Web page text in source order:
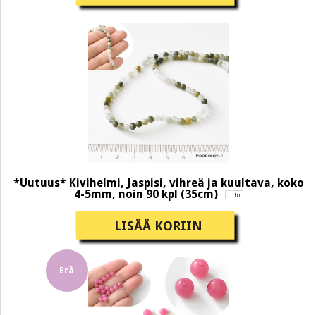
*Uutuus* Kivihelmi, Jaspisi, vihreä ja kuultava, koko
4-5mm, noin 90 kpl (35cm)
LISÄÄ KORIIN
Erä